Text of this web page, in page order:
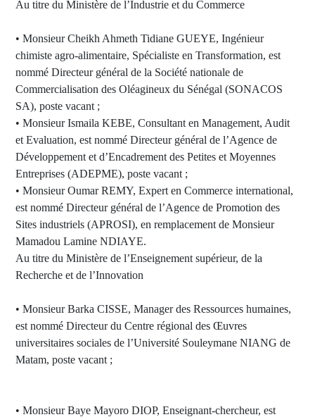
Au titre du Ministère de l’Industrie et du Commerce
• Monsieur Cheikh Ahmeth Tidiane GUEYE, Ingénieur
chimiste agro-alimentaire, Spécialiste en Transformation, est
nommé Directeur général de la Société nationale de
Commercialisation des Oléagineux du Sénégal (SONACOS
SA), poste vacant ;
• Monsieur Ismaila KEBE, Consultant en Management, Audit
et Evaluation, est nommé Directeur général de l’Agence de
Développement et d’Encadrement des Petites et Moyennes
Entreprises (ADEPME), poste vacant ;
• Monsieur Oumar REMY, Expert en Commerce international,
est nommé Directeur général de l’Agence de Promotion des
Sites industriels (APROSI), en remplacement de Monsieur
Mamadou Lamine NDIAYE.
Au titre du Ministère de l’Enseignement supérieur, de la
Recherche et de l’Innovation
• Monsieur Barka CISSE, Manager des Ressources humaines,
est nommé Directeur du Centre régional des Œuvres
universitaires sociales de l’Université Souleymane NIANG de
Matam, poste vacant ;
• Monsieur Baye Mayoro DIOP, Enseignant-chercheur, est